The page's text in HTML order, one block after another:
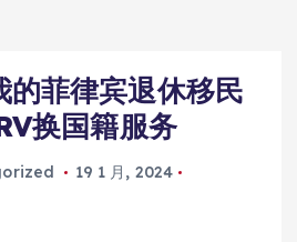
的菲律宾退休移民
换国籍服务
19 1 月, 2024